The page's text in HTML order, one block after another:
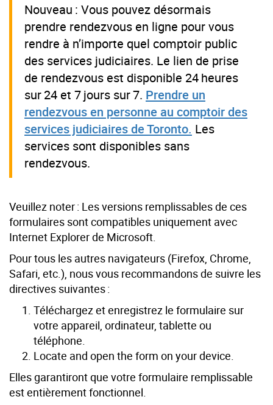
Nouveau : Vous pouvez désormais
prendre rendezvous en ligne pour vous
rendre à n’importe quel comptoir public
des services judiciaires. Le lien de prise
de rendezvous est disponible 24 heures
sur 24 et 7 jours sur 7. Prendre un
rendezvous en personne au comptoir des
services judiciaires de Toronto. Les
services sont disponibles sans
rendezvous.
Veuillez noter : Les versions remplissables de ces
formulaires sont compatibles uniquement avec
Internet Explorer de Microsoft.
Pour tous les autres navigateurs (Firefox, Chrome,
Safari, etc.), nous vous recommandons de suivre les
directives suivantes :
Téléchargez et enregistrez le formulaire sur
votre appareil, ordinateur, tablette ou
téléphone.
Locate and open the form on your device.
Elles garantiront que votre formulaire remplissable
est entièrement fonctionnel.